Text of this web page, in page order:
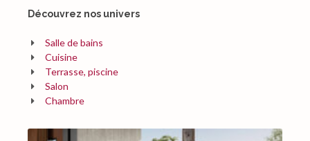
Découvrez nos univers
Salle de bains
Cuisine
Terrasse, piscine
Salon
Chambre